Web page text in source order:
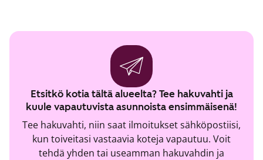
Etsitkö kotia tältä alueelta? Tee hakuvahti ja
kuule vapautuvista asunnoista ensimmäisenä!
Tee hakuvahti, niin saat ilmoitukset sähköpostiisi,
kun toiveitasi vastaavia koteja vapautuu. Voit
tehdä yhden tai useamman hakuvahdin ja